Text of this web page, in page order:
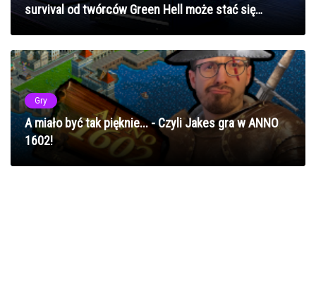
survival od twórców Green Hell może stać się
Gry
A miało być tak pięknie... - Czyli Jakes gra w ANNO
1602!